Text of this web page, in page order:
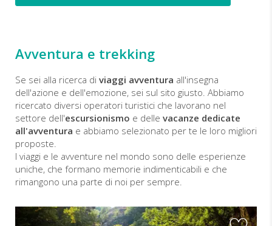
Avventura e trekking
Se sei alla ricerca di viaggi avventura all'insegna
dell'azione e dell'emozione, sei sul sito giusto. Abbiamo
ricercato diversi operatori turistici che lavorano nel
settore dell'escursionismo e delle vacanze dedicate
all'avventura e abbiamo selezionato per te le loro migliori
proposte.
I viaggi e le avventure nel mondo sono delle esperienze
uniche, che formano memorie indimenticabili e che
rimangono una parte di noi per sempre.